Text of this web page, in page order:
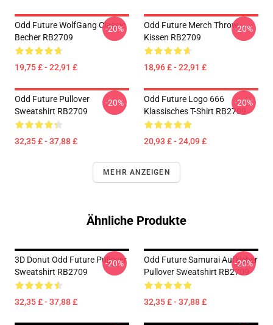
Odd Future WolfGang Classic
Becher RB2709
19,75 £ - 22,91 £
-20%
Odd Future Merch Throw
Kissen RB2709
18,96 £ - 22,91 £
-20%
Odd Future Pullover
Sweatshirt RB2709
32,35 £ - 37,88 £
-20%
Odd Future Logo 666
Klassisches T-Shirt RB2709
20,93 £ - 24,09 £
-20%
MEHR ANZEIGEN
Ähnliche Produkte
3D Donut Odd Future Pullover
Sweatshirt RB2709
32,35 £ - 37,88 £
-20%
Odd Future Samurai Aufkleber
Pullover Sweatshirt RB2709
32,35 £ - 37,88 £
-20%